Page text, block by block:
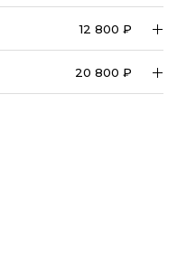
12 800 ₽
20 800 ₽